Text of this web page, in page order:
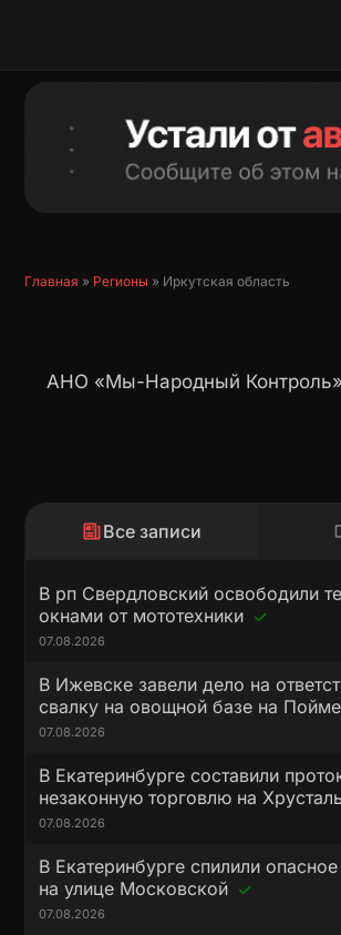
Главная » Регионы » Иркутская область
АНО «Мы-Народный
Все записи
В рп Свердловский освободили
окнами от мототехники
07.08.2026
В Ижевске завели дело на
свалку на овощной базе на Пойме
07.08.2026
В Екатеринбурге составили
незаконную торговлю на
07.08.2026
В Екатеринбурге спилили
на улице Московской
07.08.2026